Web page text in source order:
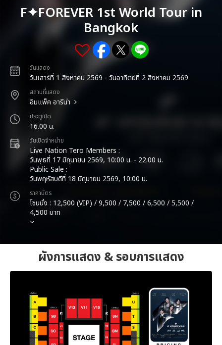
F✦FOREVER 1st World Tour in
Bangkok
วันแสดง
วันเสาร์ที่ 1 สิงหาคม 2569 - วันอาทิตย์ที่ 2 สิงหาคม 2569
สถานที่แสดง
อิมแพ็ค อารีน่า
ประตูเปิด
16.00 น.
วันเปิดจำหน่าย
Live Nation Tero Members :
วันพุธที่ 17 มิถุนายน 2569, 10:00 น. - 22.00 น.
Public Sale :
วันพฤหัสบดีที่ 18 มิถุนายน 2569, 10:00 น.
ราคาบัตร
โซนนั่ง : 12,500 (VIP) / 9,500 / 7,500 / 6,500 / 5,500 /
4,500 บาท
ผังการแสดง & รอบการแสดง